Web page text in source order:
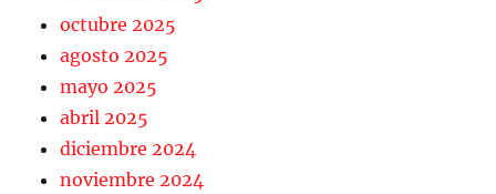
octubre 2025
agosto 2025
mayo 2025
abril 2025
diciembre 2024
noviembre 2024